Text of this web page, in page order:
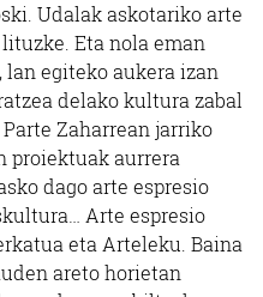
Udalak askotariko arte
Eta nola eman
lan egiteko aukera izan
delako kultura zabal
Zaharrean jarriko
proiektuak aurrera
dago arte espresio
Arte espresio
eta Arteleku. Baina
areto horietan